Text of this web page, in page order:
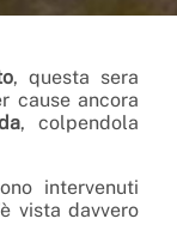
, questa sera
cause ancora
, colpendola
intervenuti
vista davvero